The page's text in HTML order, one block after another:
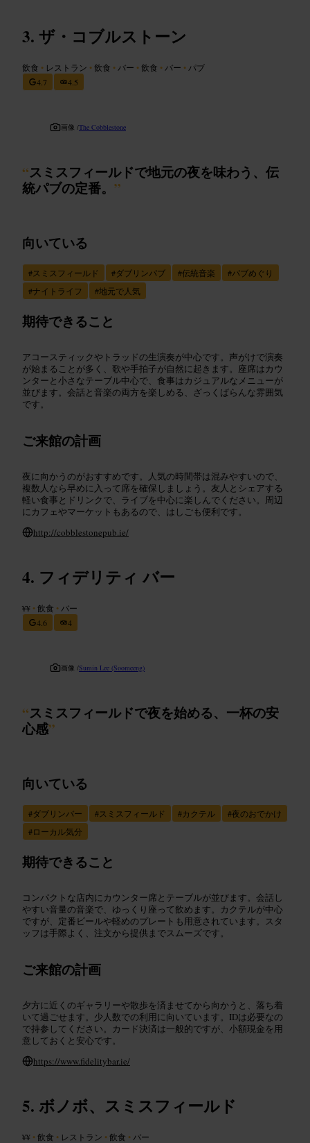
ザ・コブルストーン
飲食 • レストラン • 飲食 • バー • 飲食 • バー • パブ
4.7
4.5
画像 /The Cobblestone
“スミスフィールドで地元の夜を味わう、伝
統パブの定番。 ”
向いている
#スミスフィールド #ダブリンパブ #伝統音楽 #パブめぐり
#ナイトライフ #地元で人気
期待できること
アコースティックやトラッドの生演奏が中心です。声がけで演奏
が始まることが多く、歌や手拍子が自然に起きます。座席はカウ
ンターと小さなテーブル中心で、食事はカジュアルなメニューが
並びます。会話と音楽の両方を楽しめる、ざっくばらんな雰囲気
です。
ご来館の計画
夜に向かうのがおすすめです。人気の時間帯は混みやすいので、
複数人なら早めに入って席を確保しましょう。友人とシェアする
軽い食事とドリンクで、ライブを中心に楽しんでください。周辺
にカフェやマーケットもあるので、はしごも便利です。
http://cobblestonepub.ie/
フィデリティ バー
¥¥ • 飲食 • バー
4.6
4
画像 /Sumin Lee (Soomeeng)
“スミスフィールドで夜を始める、一杯の安
心感”
向いている
#ダブリンバー #スミスフィールド #カクテル #夜のおでかけ
#ローカル気分
期待できること
コンパクトな店内にカウンター席とテーブルが並びます。会話し
やすい音量の音楽で、ゆっくり座って飲めます。カクテルが中心
ですが、定番ビールや軽めのプレートも用意されています。スタ
ッフは手際よく、注文から提供までスムーズです。
ご来館の計画
夕方に近くのギャラリーや散歩を済ませてから向かうと、落ち着
いて過ごせます。少人数での利用に向いています。IDは必要なの
で持参してください。カード決済は一般的ですが、小額現金を用
意しておくと安心です。
https://www.fidelitybar.ie/
ボノボ、スミスフィールド
¥¥ • 飲食 • レストラン • 飲食 • バー